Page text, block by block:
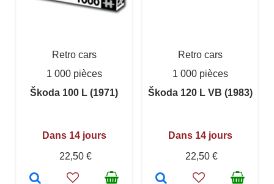
Retro cars
1 000 pièces
Škoda 100 L (1971)
Dans 14 jours
22,50 €
Retro cars
1 000 pièces
Škoda 120 L VB (1983)
Dans 14 jours
22,50 €